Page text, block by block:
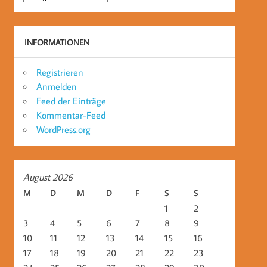
INFORMATIONEN
Registrieren
Anmelden
Feed der Einträge
Kommentar-Feed
WordPress.org
August 2026
M D M D F S S
1
2
3
4 5 6 7 8
9
10
11 12 13 14 15
16
17
18 19 20 21 22
23